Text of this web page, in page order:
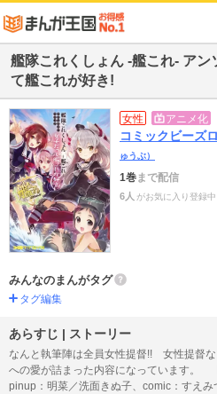
艦隊これくしょん -艦これ- ア
て艦これが好き!
女性 アニメ化
コミックビーズ
ゅうぶ）
1巻まで配信
6人 がお気に入り登録中
みんなのまんがタグ
タグ編集
あらすじ | ストーリー
なんと執筆陣は全員女性提督!! 女性提督な
への愛が詰まった内容になっています。
pinup：明菜／洗面きぬ子、comic：すえみ